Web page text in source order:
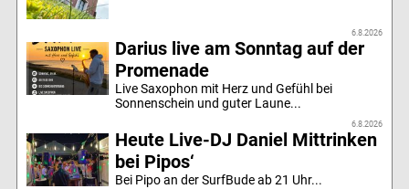
6.8.2026
Darius live am Sonntag auf der
Promenade
Live Saxophon mit Herz und Gefühl bei
Sonnenschein und guter Laune...
6.8.2026
Heute Live-DJ Daniel Mittrinken
bei Pipos‘
Bei Pipo an der SurfBude ab 21 Uhr...